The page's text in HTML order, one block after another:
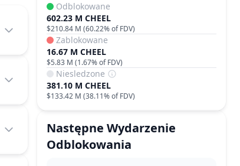
Odblokowane
602.23 M CHEEL
$210.84 M (60.22%of FDV)
Zablokowane
16.67 M CHEEL
$5.83 M (1.67%of FDV)
Niesledzone
381.10 M CHEEL
$133.42 M (38.11%of FDV)
Następne Wydarzenie
Odblokowania